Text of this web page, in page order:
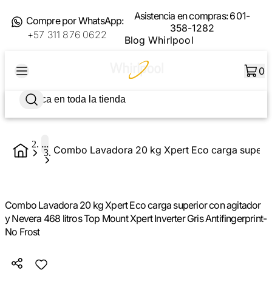
Compre por WhatsApp:
+57 311 876 0622
Asistencia en compras:601-
358-1282
Blog Whirlpool
0
...
Combo Lavadora 20 kg Xpert Eco carga superior con agitador
y Nevera 468 litros Top Mount Xpert Inverter Gris Antifingerprint-
No Frost